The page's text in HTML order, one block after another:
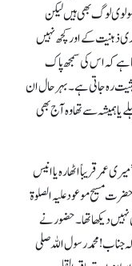
لوگ بھی ہیں لیکن
ذہنیت کے اور کچھ نہیں
ہے کہ اس کی سمجھ پاک
رہ جاتی ہے۔ بہرحال ان
یا ہمیشہ سے تھا وہ آج بھی
عمر قریباً اٹھارہ یا انیس
مَیں نے حضرت مسیح موعود علیہ الصلوۃ
دیکھا تھا۔ حضور نے
محمد رسول اللہ صلی